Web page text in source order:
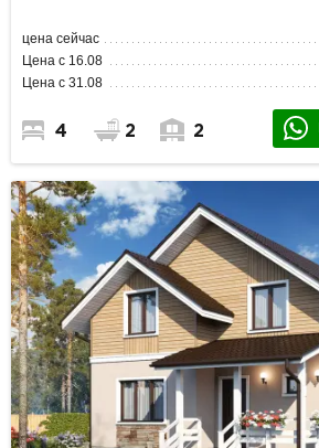
цена сейчас
Цена с 16.08
Цена с 31.08
4 2 2